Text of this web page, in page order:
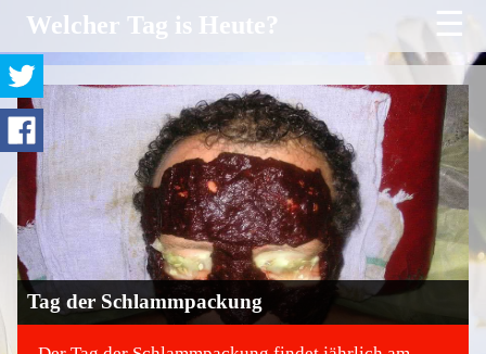
Welcher Tag is Heute? ☰
Tag der Schlammpackung